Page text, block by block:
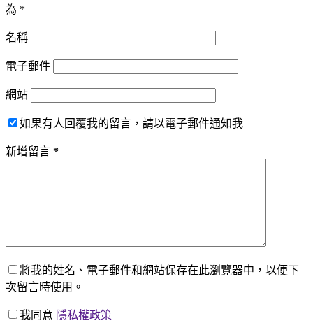
為 *
名稱
電子郵件
網站
如果有人回覆我的留言，請以電子郵件通知我
新增留言 *
將我的姓名、電子郵件和網站保存在此瀏覽器中，以便下
次留言時使用。
我同意 隱私權政策